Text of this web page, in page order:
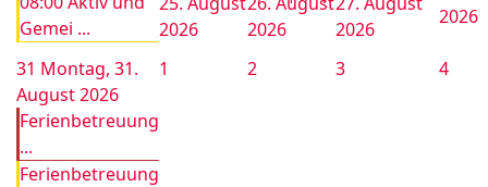
Gemei ...
2026
2026
2026
2026
31 Montag, 31.
August 2026
Ferienbetreuung
...
Ferienbetreuung
1 2 3 4